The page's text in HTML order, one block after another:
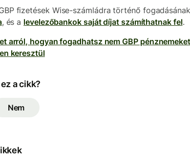
fizetések Wise-számládra történő
, és a levelezőbankok saját díjat számíthatnak fel.
arról, hogyan fogadhatsz nem GBP
keresztül
a cikk?
Nem